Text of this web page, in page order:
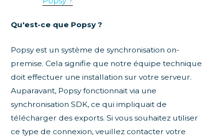
Qu'est-ce que Popsy ?
Popsy est un système de synchronisation on-
premise. Cela signifie que notre équipe technique
doit effectuer une installation sur votre serveur.
Auparavant, Popsy fonctionnait via une
synchronisation SDK, ce qui impliquait de
télécharger des exports. Si vous souhaitez utiliser
ce type de connexion, veuillez contacter votre